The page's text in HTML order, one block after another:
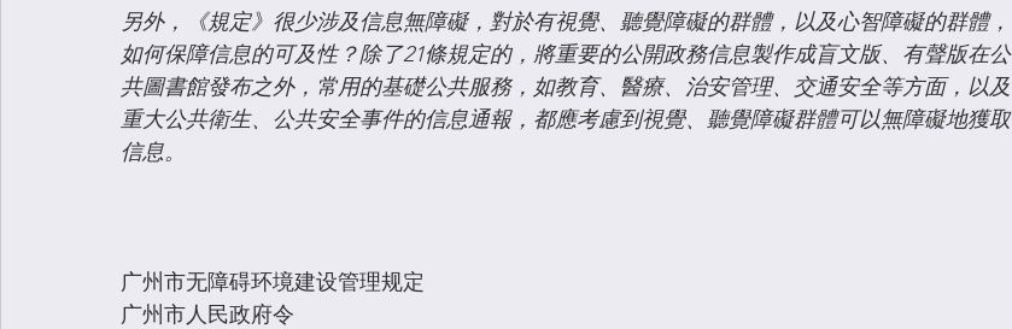
另外，《規定》很少涉及信息無障礙，對於有視覺、聽覺障礙的群體，以及心智障礙的群體，
如何保障信息的可及性？除了21條規定的，將重要的公開政務信息製作成盲文版、有聲版在公
共圖書館發布之外，常用的基礎公共服務，如教育、醫療、治安管理、交通安全等方面，以及
重大公共衛生、公共安全事件的信息通報，都應考慮到視覺、聽覺障礙群體可以無障礙地獲取
信息。
广州市无障碍环境建设管理规定
广州市人民政府令